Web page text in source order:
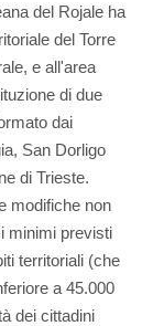
del Rojale ha
del Torre
e all'area
di due
dai
San Dorligo
di Trieste.
modifiche non
minimi previsti
territoriali (che
a 45.000
dei cittadini